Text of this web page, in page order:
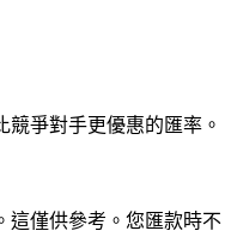
競爭對手更優惠的匯率。
這僅供參考。您匯款時不